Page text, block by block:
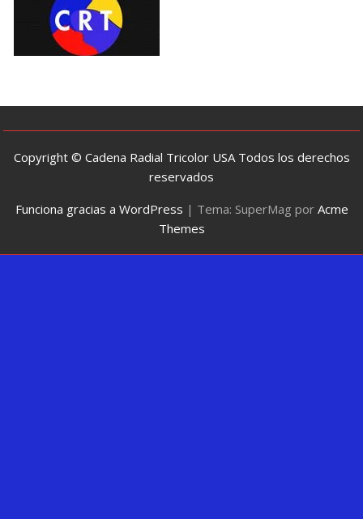
Copyright © Cadena Radial Tricolor USA Todos los derechos
reservados
Funciona gracias a WordPress | Tema: SuperMag por Acme
Themes